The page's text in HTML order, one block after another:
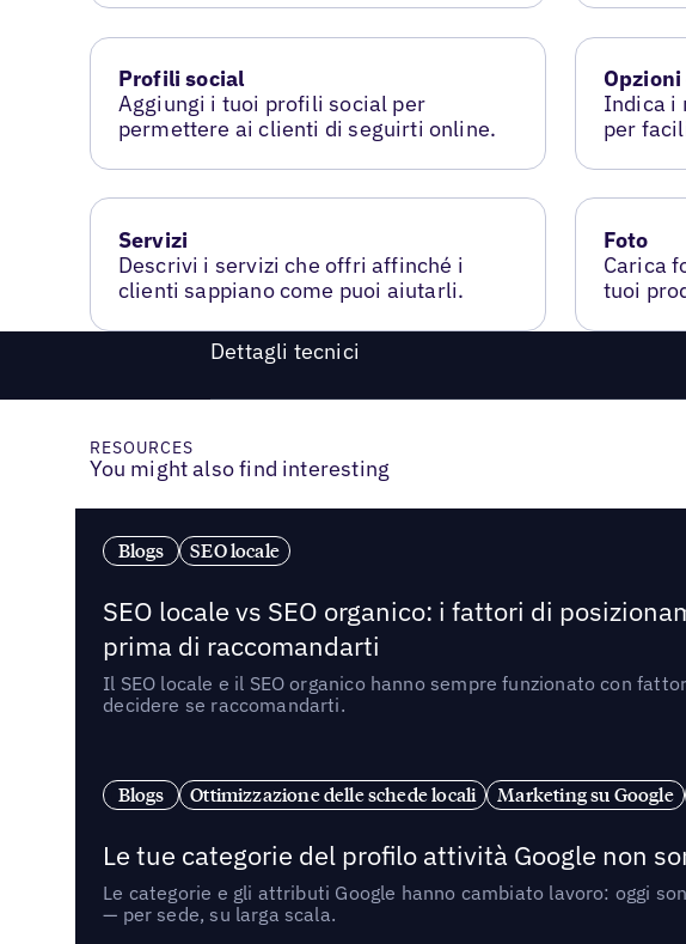
Profili social
Aggiungi i tuoi profili social per
permettere ai clienti di seguirti online.
Indica i
per
Servizi
Descrivi i servizi che offri affinché i
clienti sappiano come puoi aiutarli.
Foto
Carica
tuoi
Dettagli tecnici
RESOURCES
You might also find interesting
Blogs SEO locale
SEO locale vs SEO organico: i fattori di
prima di raccomandarti
Il SEO locale e il SEO organico hanno sempre funzionato con
decidere se raccomandarti.
Blogs Ottimizzazione delle schede locali Marketing su Google
Le tue categorie del profilo attività Google non
Le categorie e gli attributi Google hanno cambiato lavoro: oggi
— per sede, su larga scala.